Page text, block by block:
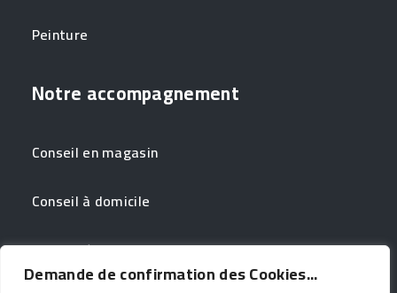
Demande de confirmation des Cookies...
Peinture
Notre accompagnement
Conseil en magasin
Conseil à domicile
Couleur à domicile